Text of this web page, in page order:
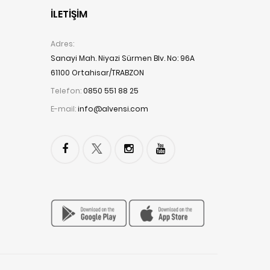
İLETIŞIM
Adres:
Sanayi Mah. Niyazi Sürmen Blv. No: 96A
61100 Ortahisar/TRABZON
Telefon:0850 551 88 25
E-mail:info@alvensi.com